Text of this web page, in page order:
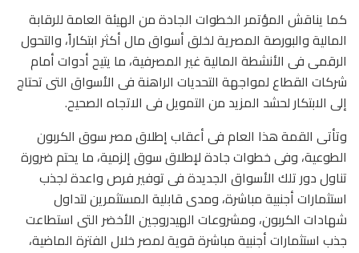
كما يناقش المؤتمر الخطوات الجادة من الهيئة العامة للرقابة
المالية والبورصة المصرية لخلق أسواق مال أكثر ابتكاراً، والتحول
الرقمى فى الأنشطة المالية غير المصرفية، ما يتيح أدوات أمام
شركات القطاع لمواجهة التحديات الراهنة فى الأسواق التى تحتاج
إلى الابتكار لحشد المزيد من التمويل فى الاتجاه الصحيح.
وتأتى القمة هذا العام فى أعقاب إطلاق مصر سوق الكربون
الطوعية، وفى خطوات جادة لإطلاق سوق إلزمية، ما يحتم ضرورة
تناول دور تلك الأسواق الجديدة فى توفير فرص واعدة لجذب
استثمارات أجنبية مباشرة، ومدى قابلية المستثمرين لتداول
شهادات الكربون، ومشروعات الهيدروجين الأخضر التى استطاعت
جذب استثمارات أجنبية مباشرة قوية لمصر خلال الفترة الماضية،